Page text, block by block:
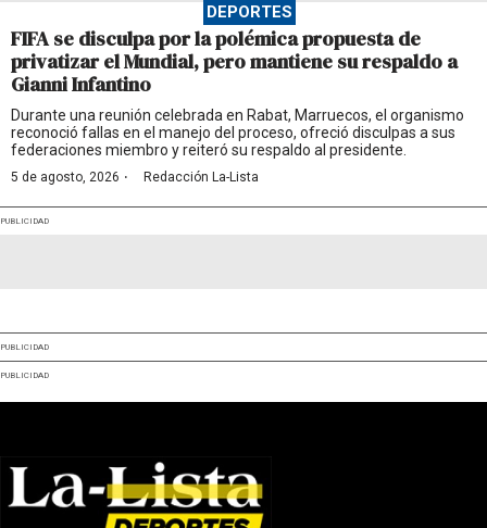
DEPORTES
FIFA se disculpa por la polémica propuesta de
privatizar el Mundial, pero mantiene su respaldo a
Gianni Infantino
Durante una reunión celebrada en Rabat, Marruecos, el organismo
reconoció fallas en el manejo del proceso, ofreció disculpas a sus
federaciones miembro y reiteró su respaldo al presidente.
5 de agosto, 2026 · Redacción La-Lista
PUBLICIDAD
PUBLICIDAD
PUBLICIDAD